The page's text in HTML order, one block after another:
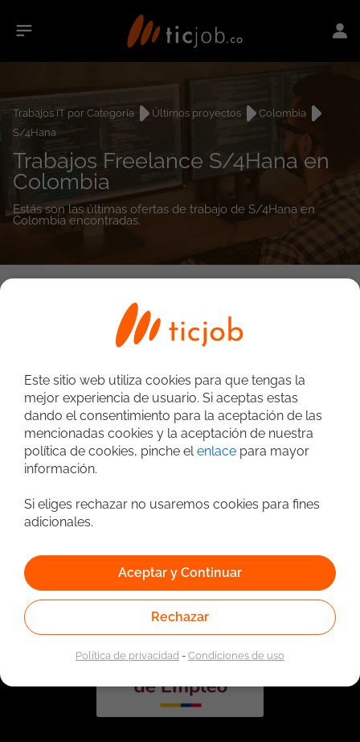
Trabajos IT por Categoría Últimos proyectos
Colombia
S/4Hana
Trabajos Freelance S/4Hana en
Colombia
Estás son las últimas ofertas de trabajo de S/4Hana en
Colombia encontradas.
empleos encontrados
0026 del 17 de Enero de 2023,Ver resolución.
Este sitio web utiliza cookies para que tengas la
mejor experiencia de usuario. Si aceptas estas
dando el consentimiento para la aceptación de las
mencionadas cookies y la aceptación de nuestra
política de cookies, pinche elenlace para mayor
información.
Si eliges rechazar no usaremos cookies para fines
adicionales.
Aceptar y Continuar
Rechazar
Política de privacidad -Condiciones de uso